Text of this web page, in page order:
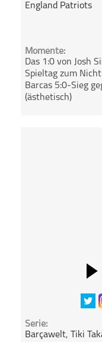
England Patriots
Momente:
Das 1:0 von Josh
Spieltag zum
Barcas 5:0-Sieg
(ästhetisch)
Serie:
Barçawelt,
Tiki